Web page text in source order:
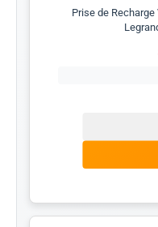
Prise de